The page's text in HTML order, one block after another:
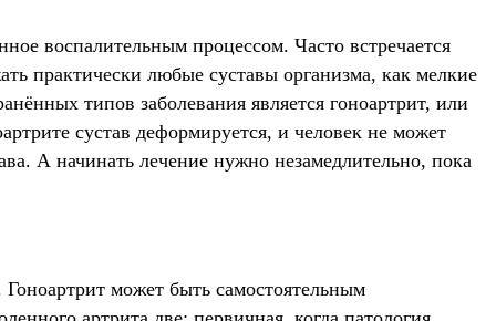
воспалительным процессом. Часто встречается
практически любые суставы организма, как мелкие
типов заболевания является гоноартрит, или
сустав деформируется, и человек не может
А начинать лечение нужно незамедлительно, пока
может быть самостоятельным